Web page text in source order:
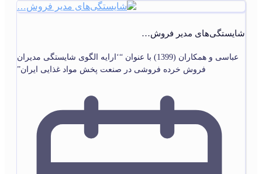
شایستگی‌های مدیر فروش…
عباسی و همکاران (1399) با عنوان “‘ارایه الگوی شایستگی مدیران
فروش خرده فروشی در صنعت پخش مواد غذایی ایران”